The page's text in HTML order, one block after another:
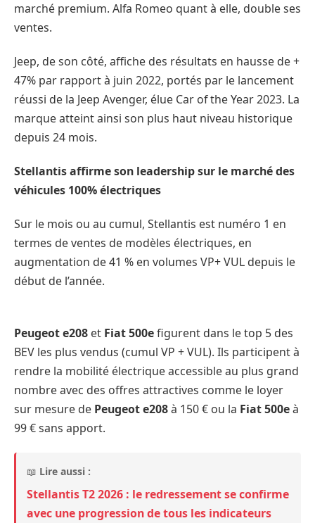
marché premium. Alfa Romeo quant à elle, double ses
ventes.
Jeep, de son côté, affiche des résultats en hausse de +
47% par rapport à juin 2022, portés par le lancement
réussi de la Jeep Avenger, élue Car of the Year 2023. La
marque atteint ainsi son plus haut niveau historique
depuis 24 mois.
Stellantis affirme son leadership sur le marché des
véhicules 100% électriques
Sur le mois ou au cumul, Stellantis est numéro 1 en
termes de ventes de modèles électriques, en
augmentation de 41 % en volumes VP+ VUL depuis le
début de l’année.
Peugeot e208 et Fiat 500efigurent dans le top 5 des
BEV les plus vendus (cumul VP + VUL). Ils participent à
rendre la mobilité électrique accessible au plus grand
nombre avec des offres attractives comme le loyer
sur mesure de Peugeot e208à 150 € ou la Fiat 500eà
99 € sans apport.
📖 Lire aussi :
Stellantis T2 2026 : le redressement se confirme
avec une progression de tous les indicateurs